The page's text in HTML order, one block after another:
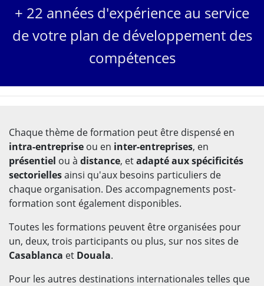
+ 22 années d'expérience au service
de votre plan de développement des
compétences
Chaque thème de formation peut être dispensé en
intra-entreprise ou en inter-entreprises, en
présentiel ou à distance, etadapté aux spécificités
sectoriellesainsi qu'aux besoins particuliers de
chaque organisation. Des accompagnements post-
formation sont également disponibles.
Toutes les formations peuvent être organisées pour
un, deux, trois participants ou plus, sur nos sites de
Casablanca et Douala.
Pour les autres destinations internationales telles que